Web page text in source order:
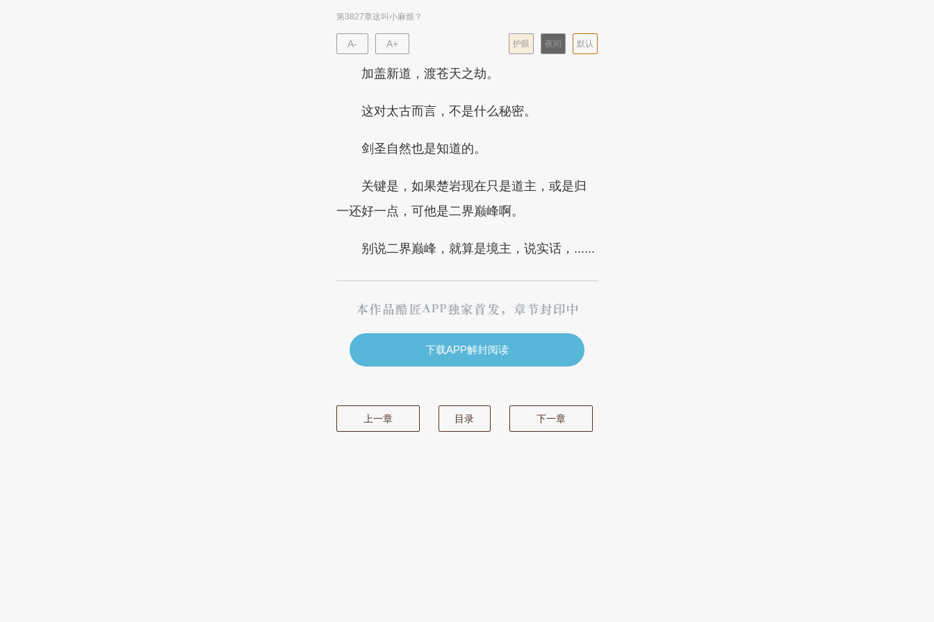
第3827章这叫小麻烦？
A- A+ 默认
夜间
护眼
加盖新道，渡苍天之劫。
这对太古而言，不是什么秘密。
剑圣自然也是知道的。
关键是，如果楚岩现在只是道主，或是归
一还好一点，可他是二界巅峰啊。
别说二界巅峰，就算是境主，说实话，......
下载APP解封阅读
上一章 目录 下一章